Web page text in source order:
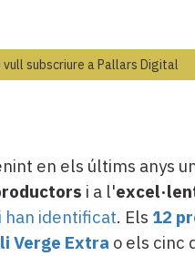
vull subscriure a Pallars Digital
en els últims anys
i a l'
han identificat. Els 12
Verge Extra o els cinc